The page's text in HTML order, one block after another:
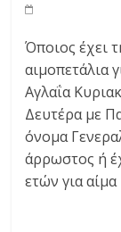
Όποιος έχει
αιμοπετάλια
Αγλαΐα
Δευτέρα με
όνομα
άρρωστος ή
ετών για αίμα